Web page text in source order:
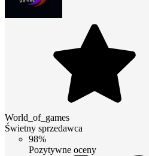
World_of_games
Świetny sprzedawca
98%
Pozytywne oceny